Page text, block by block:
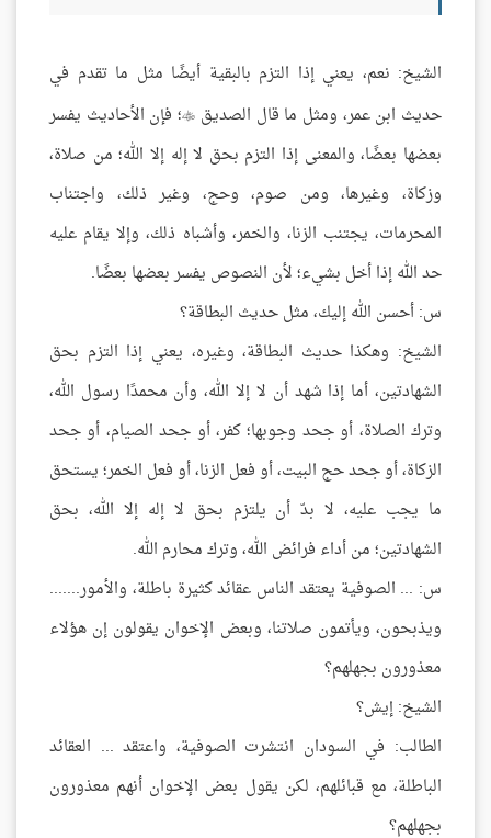
الشيخ: نعم، يعني إذا التزم بالبقية أيضًا مثل ما تقدم في
حديث ابن عمر، ومثل ما قال الصديق ؛ فإن الأحاديث يفسر
بعضها بعضًا، والمعنى إذا التزم بحق لا إله إلا الله؛ من صلاة،
وزكاة، وغيرها، ومن صوم، وحج، وغير ذلك، واجتناب
المحرمات، يجتنب الزنا، والخمر، وأشباه ذلك، وإلا يقام عليه
حد الله إذا أخل بشيء؛ لأن النصوص يفسر بعضها بعضًا.
س: أحسن الله إليك، مثل حديث البطاقة؟
الشيخ: وهكذا حديث البطاقة، وغيره، يعني إذا التزم بحق
الشهادتين، أما إذا شهد أن لا إلا الله، وأن محمدًا رسول الله،
وترك الصلاة، أو جحد وجوبها؛ كفر، أو جحد الصيام، أو جحد
الزكاة، أو جحد حج البيت، أو فعل الزنا، أو فعل الخمر؛ يستحق
ما يجب عليه، لا بدّ أن يلتزم بحق لا إله إلا الله، بحق
الشهادتين؛ من أداء فرائض الله، وترك محارم الله.
س: ... الصوفية يعتقد الناس عقائد كثيرة باطلة، والأمور.......
ويذبحون، ويأتمون صلاتنا، وبعض الإخوان يقولون إن هؤلاء
معذورون بجهلهم؟
الشيخ: إيش؟
الطالب: في السودان انتشرت الصوفية، واعتقد ... العقائد
الباطلة، مع قبائلهم، لكن يقول بعض الإخوان أنهم معذورون
بجهلهم؟